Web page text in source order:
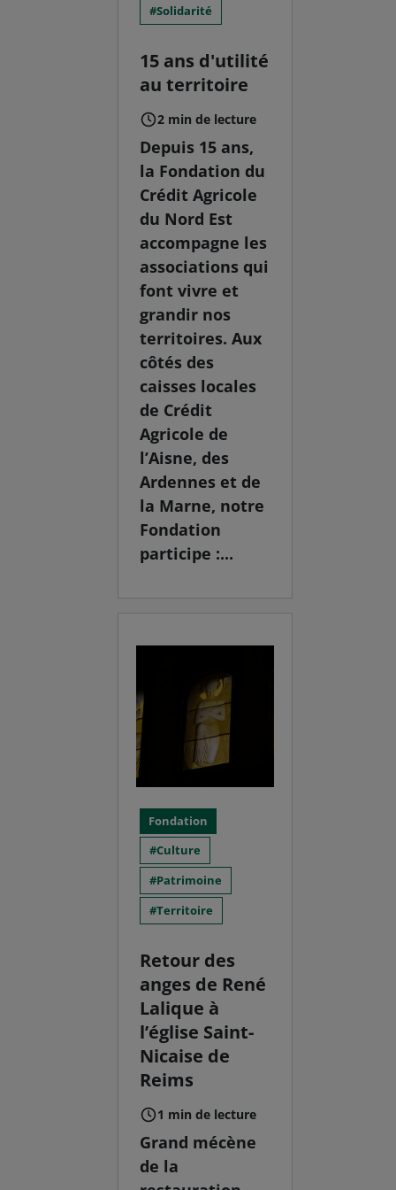
Solidarité
15 ans d'utilité
au territoire
2 min de lecture
Depuis 15 ans,
la Fondation du
Crédit Agricole
du Nord Est
accompagne les
associations qui
font vivre et
grandir nos
territoires. Aux
côtés des
caisses locales
de Crédit
Agricole de
l’Aisne, des
Ardennes et de
la Marne, notre
Fondation
participe :...
Fondation
Culture
Patrimoine
Territoire
Retour des
anges de René
Lalique à
l’église Saint-
Nicaise de
Reims
1 min de lecture
Grand mécène
de la